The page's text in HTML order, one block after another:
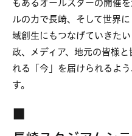
もあるオールスターの開催
ルの力で長崎、そして世界
域創生にもつなげていきた
政、メディア、地元の皆様
れる「今」を届けられるよ
す。